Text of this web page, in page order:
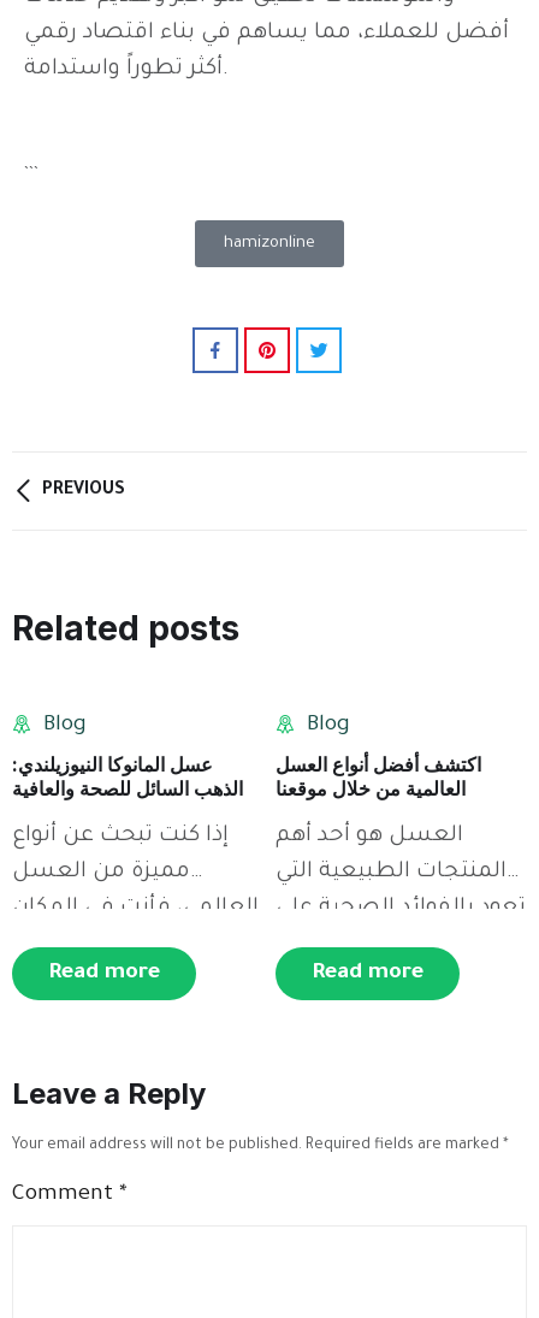
أفضل للعملاء، مما يساهم في بناء اقتصاد رقمي
أكثر تطوراً واستدامة.
hamizonline
PREVIOUS
Related posts
10
Oct
Blog
عسل المانوكا النيوزيلندي:
الذهب السائل للصحة والعافية
إذا كنت تبحث عن أنواع
مميزة من العسل
العالمي، فأنت في المكان
المناسب! نحن نقدم لك
أفضل أنواع العسل
الإلكتروني السهل
Read more
Blog
اكتشف أفضل أنواع العسل
العالمية من خلال موقعنا
العسل هو أحد أهم
المنتجات الطبيعية التي
تعود بالفوائد الصحية على
الإنسان. ومن المعروف
Read more
Leave a Reply
Your email address will not be published. Required fields are marked *
Comment *